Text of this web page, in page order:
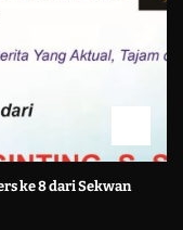
ke 8 dari Sekwan